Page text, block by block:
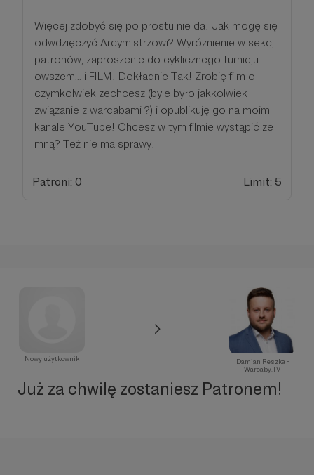
Więcej zdobyć się po prostu nie da! Jak mogę się
odwdzięczyć Arcymistrzowi? Wyróżnienie w sekcji
patronów, zaproszenie do cyklicznego turnieju
owszem... i FILM! Dokładnie Tak! Zrobię film o
czymkolwiek zechcesz (byle było jakkolwiek
związanie z warcabami ?) i opublikuję go na moim
kanale YouTube! Chcesz w tym filmie wystąpić ze
mną? Też nie ma sprawy!
Patroni: 0 Limit: 5
Nowy użytkownik
Damian Reszka -
Warcaby.TV
Już za chwilę zostaniesz Patronem!